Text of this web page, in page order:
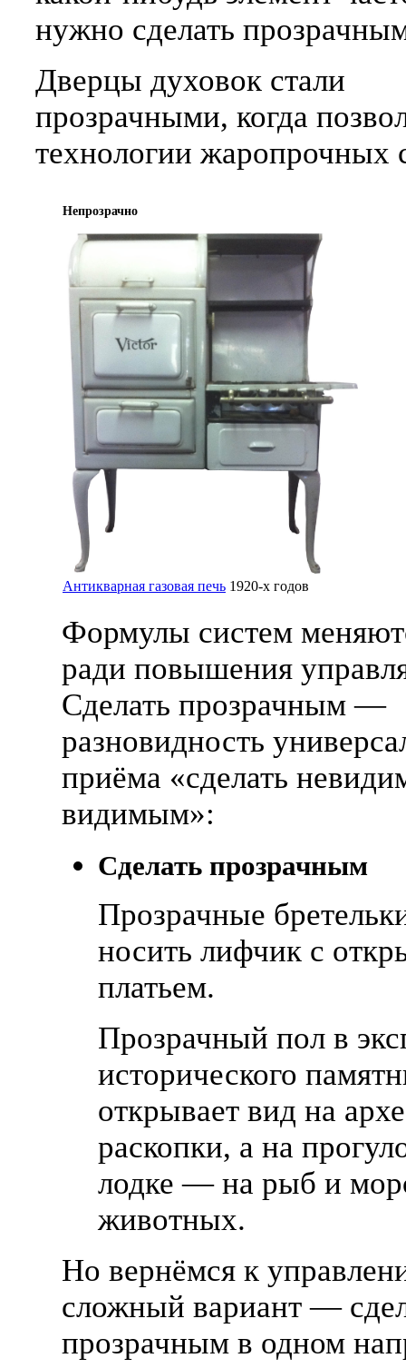
нужно сделать
Дверцы духовок стали
прозрачными, когда
технологии жаропрочных
Непрозрачно
Антикварная газовая печь 1920-х годов
Формулы систем
ради повышения
Сделать прозрачным —
разновидность
приёма «сделать
видимым»:
Сделать прозрачным
Прозрачные
носить лифчик с
платьем.
Прозрачный пол в
исторического
открывает вид на
раскопки, а на
лодке — на рыб и
животных.
Но вернёмся к
сложный вариант —
прозрачным в одном